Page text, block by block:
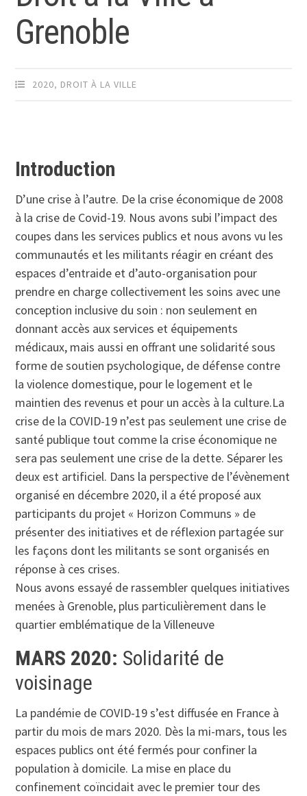
Grenoble
2020, DROIT À LA VILLE
Introduction
D’une crise à l’autre. De la crise économique de 2008
à la crise de Covid-19. Nous avons subi l’impact des
coupes dans les services publics et nous avons vu les
communautés et les militants réagir en créant des
espaces d’entraide et d’auto-organisation pour
prendre en charge collectivement les soins avec une
conception inclusive du soin : non seulement en
donnant accès aux services et équipements
médicaux, mais aussi en offrant une solidarité sous
forme de soutien psychologique, de défense contre
la violence domestique, pour le logement et le
maintien des revenus et pour un accès à la culture.La
crise de la COVID-19 n’est pas seulement une crise de
santé publique tout comme la crise économique ne
sera pas seulement une crise de la dette. Séparer les
deux est artificiel. Dans la perspective de l’évènement
organisé en décembre 2020, il a été proposé aux
participants du projet « Horizon Communs » de
présenter des initiatives et de réflexion partagée sur
les façons dont les militants se sont organisés en
réponse à ces crises.
Nous avons essayé de rassembler quelques initiatives
menées à Grenoble, plus particulièrement dans le
quartier emblématique de la Villeneuve
MARS 2020: Solidarité de
voisinage
La pandémie de COVID-19 s’est diffusée en France à
partir du mois de mars 2020. Dès la mi-mars, tous les
espaces publics ont été fermés pour confiner la
population à domicile. La mise en place du
confinement coïncidait avec le premier tour des